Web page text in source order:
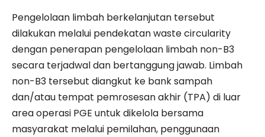
Pengelolaan limbah berkelanjutan tersebut
dilakukan melalui pendekatan waste circularity
dengan penerapan pengelolaan limbah non-B3
secara terjadwal dan bertanggung jawab. Limbah
non-B3 tersebut diangkut ke bank sampah
dan/atau tempat pemrosesan akhir (TPA) di luar
area operasi PGE untuk dikelola bersama
masyarakat melalui pemilahan, penggunaan